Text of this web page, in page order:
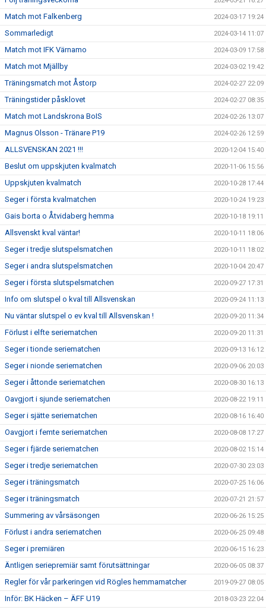
Match mot Falkenberg 2024-03-17 19:24
Sommarledigt 2024-03-14 11:07
Match mot IFK Värnamo 2024-03-09 17:58
Match mot Mjällby 2024-03-02 19:42
Träningsmatch mot Åstorp 2024-02-27 22:09
Träningstider påsklovet 2024-02-27 08:35
Match mot Landskrona BoIS 2024-02-26 13:07
Magnus Olsson - Tränare P19 2024-02-26 12:59
ALLSVENSKAN 2021 !!! 2020-12-04 15:40
Beslut om uppskjuten kvalmatch 2020-11-06 15:56
Uppskjuten kvalmatch 2020-10-28 17:44
Seger i första kvalmatchen 2020-10-24 19:23
Gais borta o Åtvidaberg hemma 2020-10-18 19:11
Allsvenskt kval väntar! 2020-10-11 18:06
Seger i tredje slutspelsmatchen 2020-10-11 18:02
Seger i andra slutspelsmatchen 2020-10-04 20:47
Seger i första slutspelsmatchen 2020-09-27 17:31
Info om slutspel o kval till Allsvenskan 2020-09-24 11:13
Nu väntar slutspel o ev kval till Allsvenskan ! 2020-09-20 11:34
Förlust i elfte seriematchen 2020-09-20 11:31
Seger i tionde seriematchen 2020-09-13 16:12
Seger i nionde seriematchen 2020-09-06 20:03
Seger i åttonde seriematchen 2020-08-30 16:13
Oavgjort i sjunde seriematchen 2020-08-22 19:11
Seger i sjätte seriematchen 2020-08-16 16:40
Oavgjort i femte seriematchen 2020-08-08 17:27
Seger i fjärde seriematchen 2020-08-02 15:14
Seger i tredje seriematchen 2020-07-30 23:03
Seger i träningsmatch 2020-07-25 16:06
Seger i träningsmatch 2020-07-21 21:57
Summering av vårsäsongen 2020-06-26 15:25
Förlust i andra seriematchen 2020-06-25 09:48
Seger i premiären 2020-06-15 16:23
Äntligen seriepremiär samt förutsättningar 2020-06-05 08:37
Regler för vår parkeringen vid Rögles hemmamatcher 2019-09-27 08:05
Inför: BK Häcken – ÄFF U19 2018-03-23 22:04